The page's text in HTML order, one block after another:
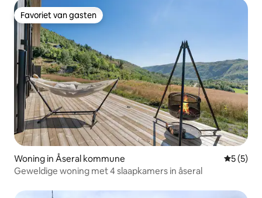
Favoriet van gasten
Favoriet van gasten
Woning in Åseral kommune
5 (5)
Geweldige woning met 4 slaapkamers in åseral